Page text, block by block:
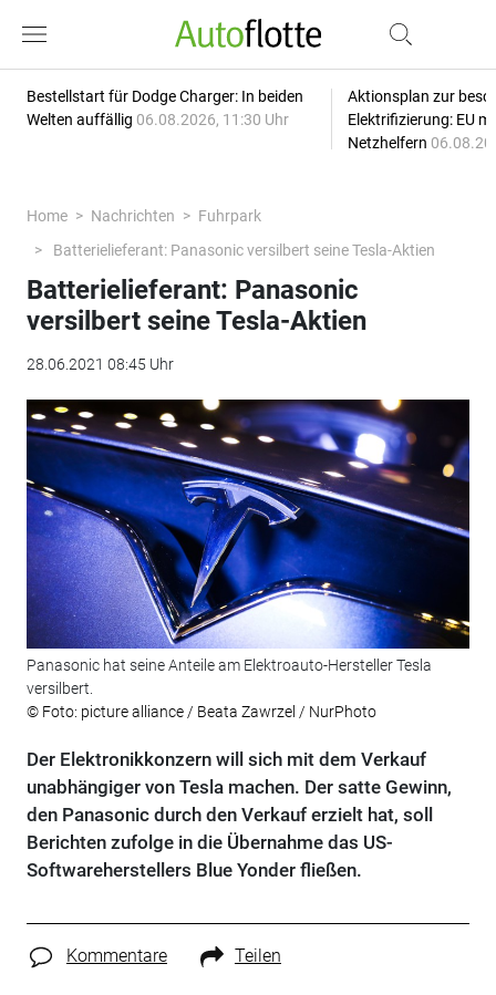
Bestellstart für Dodge Charger: In beiden
Welten auffällig 06.08.2026, 11:30 Uhr
Aktionsplan zur
Elektrifizierung: EU
Netzhelfern
Home Nachrichten
Fuhrpark
Batterielieferant: Panasonic versilbert seine Tesla-Aktien
Batterielieferant: Panasonic
versilbert seine Tesla-Aktien
28.06.2021 08:45 Uhr
Panasonic hat seine Anteile am Elektroauto-Hersteller Tesla
versilbert.
© Foto: picture alliance / Beata Zawrzel / NurPhoto
Der Elektronikkonzern will sich mit dem Verkauf
unabhängiger von Tesla machen. Der satte Gewinn,
den Panasonic durch den Verkauf erzielt hat, soll
Berichten zufolge in die Übernahme das US-
Softwareherstellers Blue Yonder fließen.
Kommentare Teilen